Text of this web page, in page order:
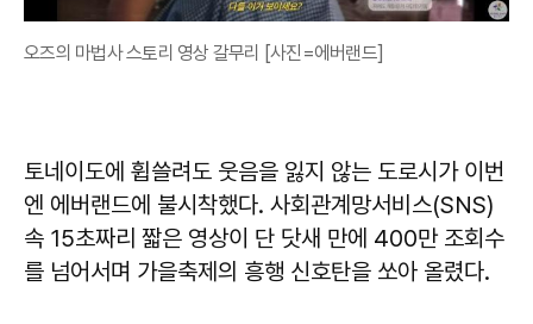
오즈의 마법사 스토리 영상 갈무리 [사진=에버랜드]
토네이도에 휩쓸려도 웃음을 잃지 않는 도로시가 이번
엔 에버랜드에 불시착했다. 사회관계망서비스(SNS)
속 15초짜리 짧은 영상이 단 닷새 만에 400만 조회수
를 넘어서며 가을축제의 흥행 신호탄을 쏘아 올렸다.